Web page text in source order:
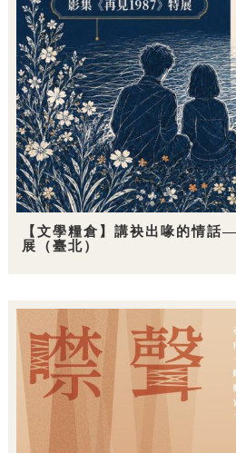
【文學糧倉】講袂出喙的情話
展（臺北）